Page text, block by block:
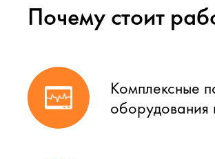
Почему стоит
Комплексные
оборудования